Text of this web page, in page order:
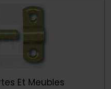
Et Meubles